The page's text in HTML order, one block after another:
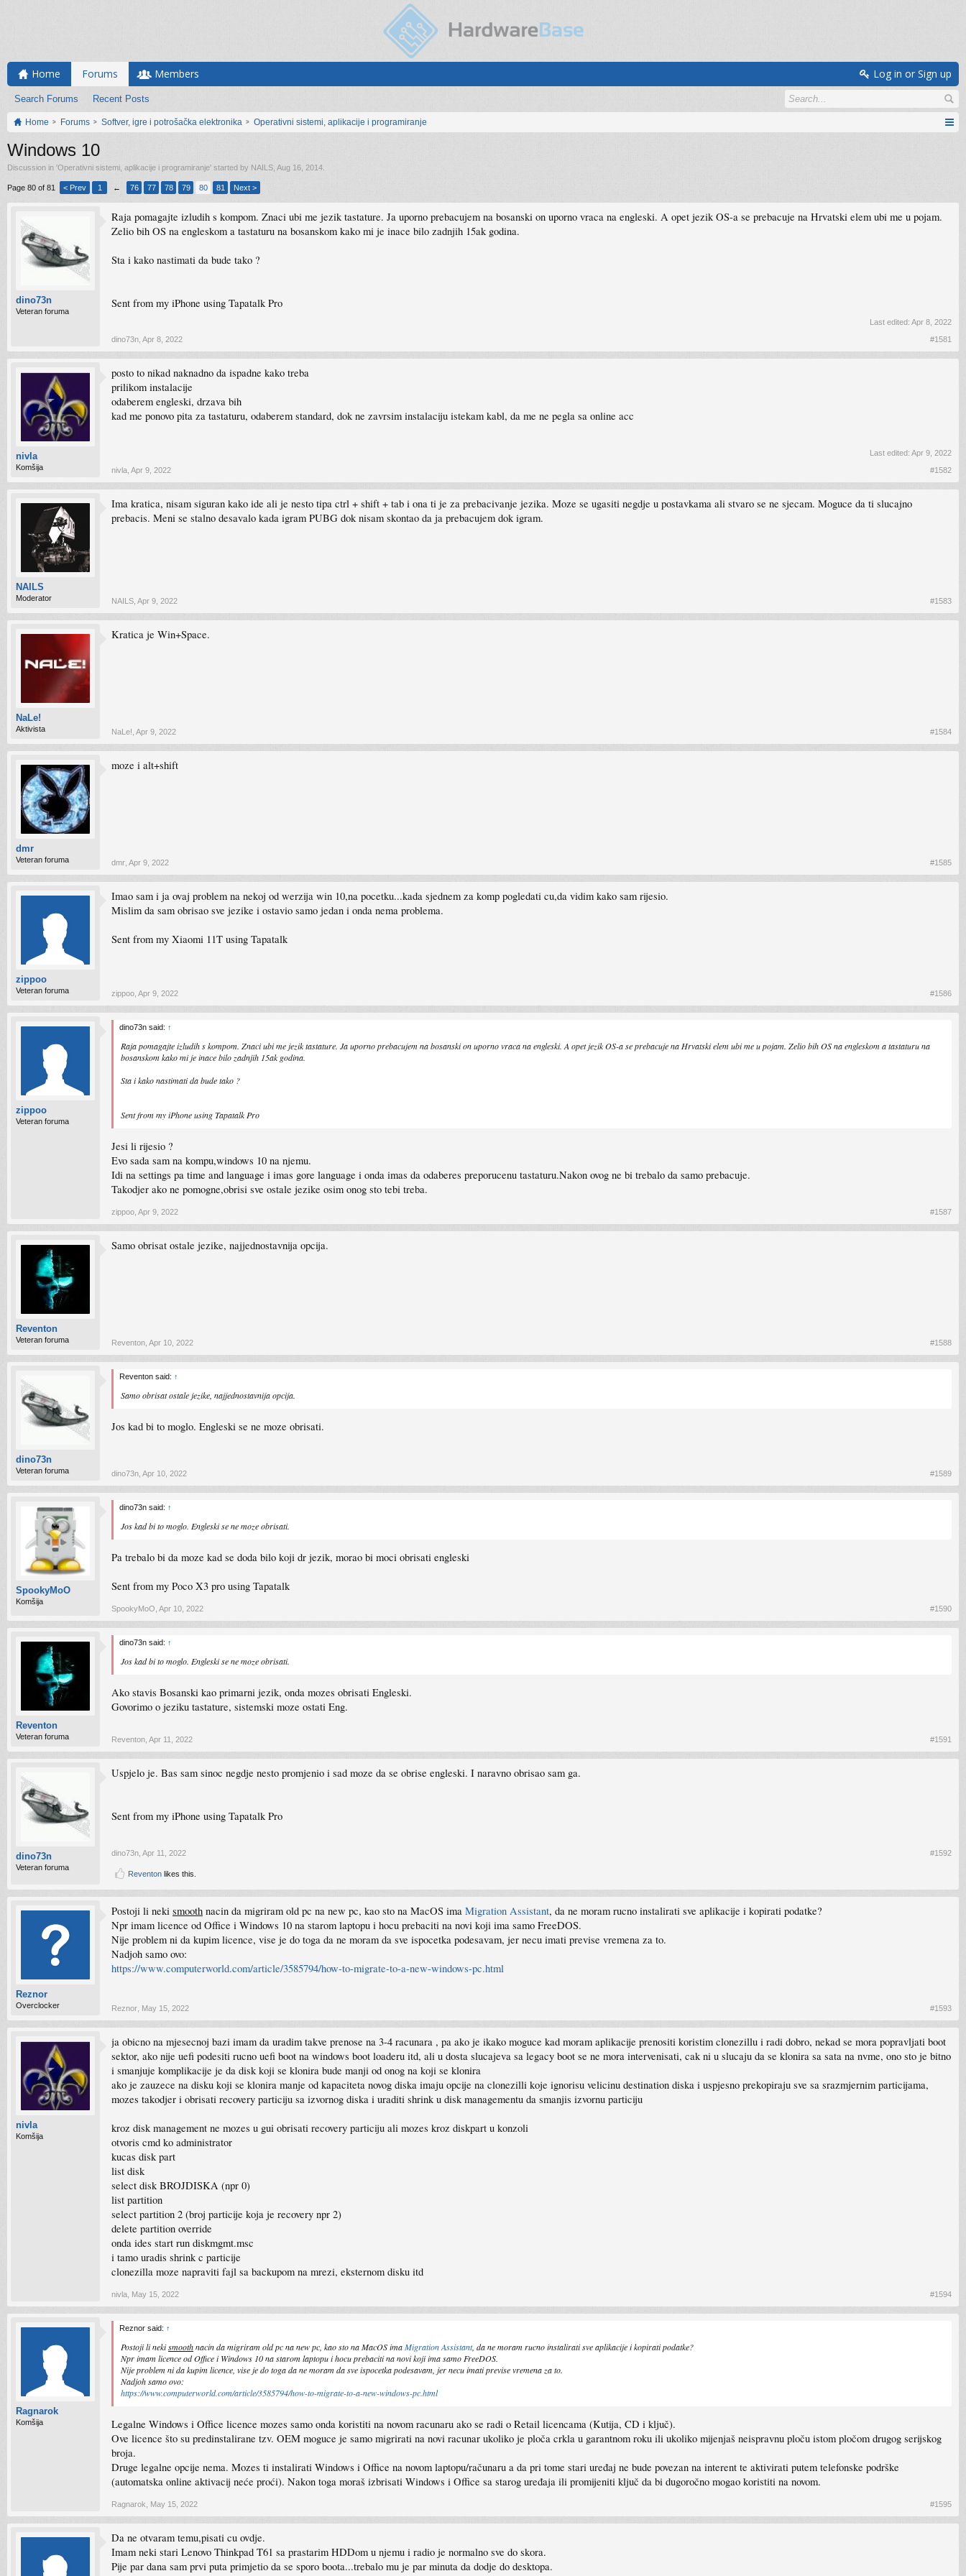
Home Forums
Search Forums Recent Posts
Members Log in or Sign up
Home Forums Softver, igre i potrošačka elektronika Operativni sistemi, aplikacije i programiranje
Windows 10
Discussion in 'Operativni sistemi, aplikacije i programiranje' started by NAILS Aug 16, 2014
Page 80 of 81 < Prev 1 ← 76 77 78 79 80 81 Next >
dino73n
Veteran foruma
Raja pomagajte izludih s kompom. Znaci ubi me jezik tastature. Ja uporno prebacujem na bosanski on uporno vraca na engleski. A opet jezik OS-a se prebacuje na Hrvatski elem ubi me u pojam.
Zelio bih OS na engleskom a tastaturu na bosanskom kako mi je inace bilo zadnjih 15ak godina.
Sta i kako nastimati da bude tako ?
Sent from my iPhone using Tapatalk Pro
Last edited: Apr 8, 2022
dino73n Apr 8, 2022 #1581
nivla
Komšija
posto to nikad naknadno da ispadne kako treba
prilikom instalacije
odaberem engleski, drzava bih
kad me ponovo pita za tastaturu, odaberem standard, dok ne zavrsim instalaciju istekam kabl, da me ne pegla sa online acc
Last edited: Apr 9, 2022
nivla Apr 9, 2022 #1582
NAILS
Moderator
Ima kratica, nisam siguran kako ide ali je nesto tipa ctrl + shift + tab i ona ti je za prebacivanje jezika. Moze se ugasiti negdje u postavkama ali stvaro se ne sjecam. Moguce da ti slucajno
prebacis. Meni se stalno desavalo kada igram PUBG dok nisam skontao da ja prebacujem dok igram.
NAILS Apr 9, 2022 #1583
NaLe!
Aktivista
Kratica je Win+Space.
NaLe! Apr 9, 2022 #1584
dmr
Veteran foruma
moze i alt+shift
dmr Apr 9, 2022 #1585
zippoo
Veteran foruma
Imao sam i ja ovaj problem na nekoj od werzija win 10,na pocetku...kada sjednem za komp pogledati cu,da vidim kako sam rijesio.
Mislim da sam obrisao sve jezike i ostavio samo jedan i onda nema problema.
Sent from my Xiaomi 11T using Tapatalk
zippoo Apr 9, 2022 #1586
zippoo
Veteran foruma
dino73n said: ↑
Raja pomagajte izludih s kompom. Znaci ubi me jezik tastature. Ja uporno prebacujem na bosanski on uporno vraca na engleski. A opet jezik OS-a se prebacuje na Hrvatski elem ubi me u pojam. Zelio bih OS na engleskom a tastaturu na
bosanskom kako mi je inace bilo zadnjih 15ak godina.
Sta i kako nastimati da bude tako ?
Sent from my iPhone using Tapatalk Pro
Jesi li rijesio ?
Evo sada sam na kompu,windows 10 na njemu.
Idi na settings pa time and language i imas gore language i onda imas da odaberes preporucenu tastaturu.Nakon ovog ne bi trebalo da samo prebacuje.
Takodjer ako ne pomogne,obrisi sve ostale jezike osim onog sto tebi treba.
zippoo Apr 9, 2022 #1587
Reventon
Veteran foruma
Samo obrisat ostale jezike, najjednostavnija opcija.
Reventon Apr 10, 2022 #1588
dino73n
Veteran foruma
Reventon said: ↑
Samo obrisat ostale jezike, najjednostavnija opcija.
Jos kad bi to moglo. Engleski se ne moze obrisati.
dino73n Apr 10, 2022 #1589
SpookyMoO
Komšija
dino73n said: ↑
Jos kad bi to moglo. Engleski se ne moze obrisati.
Pa trebalo bi da moze kad se doda bilo koji dr jezik, morao bi moci obrisati engleski
Sent from my Poco X3 pro using Tapatalk
SpookyMoO Apr 10, 2022 #1590
Reventon
Veteran foruma
dino73n said: ↑
Jos kad bi to moglo. Engleski se ne moze obrisati.
Ako stavis Bosanski kao primarni jezik, onda mozes obrisati Engleski.
Govorimo o jeziku tastature, sistemski moze ostati Eng.
Reventon Apr 11, 2022 #1591
dino73n
Veteran foruma
Uspjelo je. Bas sam sinoc negdje nesto promjenio i sad moze da se obrise engleski. I naravno obrisao sam ga.
Sent from my iPhone using Tapatalk Pro
dino73n Apr 11, 2022 #1592
Reventon likes this.
Reznor
Overclocker
Postoji li neki smooth nacin da migriram old pc na new pc, kao sto na MacOS ima Migration Assistant, da ne moram rucno instalirati sve aplikacije i kopirati podatke?
Npr imam licence od Office i Windows 10 na starom laptopu i hocu prebaciti na novi koji ima samo FreeDOS.
Nije problem ni da kupim licence, vise je do toga da ne moram da sve ispocetka podesavam, jer necu imati previse vremena za to.
Nadjoh samo ovo:
https://www.computerworld.com/article/3585794/how-to-migrate-to-a-new-windows-pc.html
Reznor May 15, 2022 #1593
nivla
Komšija
ja obicno na mjesecnoj bazi imam da uradim takve prenose na 3-4 racunara , pa ako je ikako moguce kad moram aplikacije prenositi koristim clonezillu i radi dobro, nekad se mora popravljati boot
sektor, ako nije uefi podesiti rucno uefi boot na windows boot loaderu itd, ali u dosta slucajeva sa legacy boot se ne mora intervenisati, cak ni u slucaju da se klonira sa sata na nvme, ono sto je bitno
i smanjuje komplikacije je da disk koji se klonira bude manji od onog na koji se klonira
ako je zauzece na disku koji se klonira manje od kapaciteta novog diska imaju opcije na clonezilli koje ignorisu velicinu destination diska i uspjesno prekopiraju sve sa srazmjernim particijama,
mozes takodjer i obrisati recovery particiju sa izvornog diska i uraditi shrink u disk managementu da smanjis izvornu particiju
kroz disk management ne mozes u gui obrisati recovery particiju ali mozes kroz diskpart u konzoli
otvoris cmd ko administrator
kucas disk part
list disk
select disk BROJDISKA (npr 0)
list partition
select partition 2 (broj particije koja je recovery npr 2)
delete partition override
onda ides start run diskmgmt.msc
i tamo uradis shrink c particije
clonezilla moze napraviti fajl sa backupom na mrezi, eksternom disku itd
nivla May 15, 2022 #1594
Ragnarok
Komšija
Reznor said: ↑
Postoji li nekismoothnacin da migriram old pc na new pc, kao sto na MacOS imaMigration Assistant, da ne moram rucno instalirati sve aplikacije i kopirati podatke?
Npr imam licence od Office i Windows 10 na starom laptopu i hocu prebaciti na novi koji ima samo FreeDOS.
Nije problem ni da kupim licence, vise je do toga da ne moram da sve ispocetka podesavam, jer necu imati previse vremena za to.
Nadjoh samo ovo:
https://www.computerworld.com/article/3585794/how-to-migrate-to-a-new-windows-pc.html
Legalne Windows i Office licence mozes samo onda koristiti na novom racunaru ako se radi o Retail licencama (Kutija, CD i ključ).
Ove licence što su predinstalirane tzv. OEM moguce je samo migrirati na novi racunar ukoliko je ploča crkla u garantnom roku ili ukoliko mijenjaš neispravnu ploču istom pločom drugog serijskog
broja.
Druge legalne opcije nema. Mozes ti instalirati Windows i Office na novom laptopu/računaru a da pri tome stari uređaj ne bude povezan na interent te aktivirati putem telefonske podrške
(automatska online aktivacij neće proći). Nakon toga moraš izbrisati Windows i Office sa starog uređaja ili promijeniti ključ da bi dugoročno mogao koristiti na novom.
Ragnarok May 15, 2022 #1595
Da ne otvaram temu,pisati cu ovdje.
Imam neki stari Lenovo Thinkpad T61 sa prastarim HDDom u njemu i radio je normalno sve do skora.
Pije par dana sam prvi puta primjetio da se sporo boota...trebalo mu je par minuta da dodje do desktopa.